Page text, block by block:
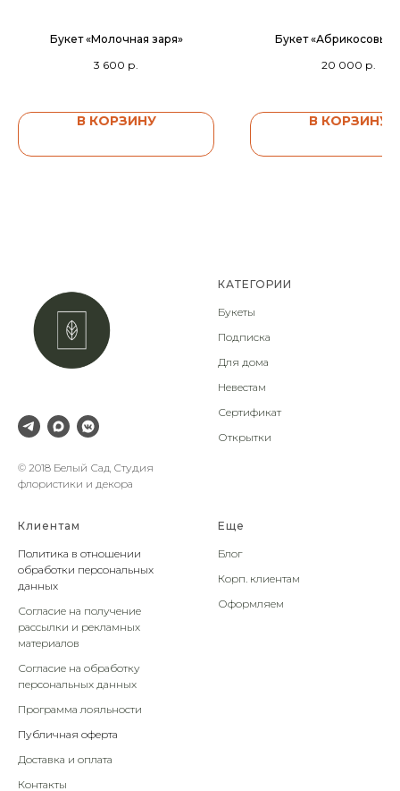
Букет «Молочная заря»
3 600 р.
В КОРЗИНУ
Букет «Абрикосовый
20 000 р.
В КОРЗИНУ
© 2018 Белый Сад Студия
флористики и декора
КАТЕГОРИИ
Букеты
Подписка
Для дома
Невестам
Сертификат
Открытки
Клиентам
Политика в отношении
обработки персональных
данных
Согласие на получение
рассылки и рекламных
материалов
Согласие на обработку
персональных данных
Программа лояльности
Публичная оферта
Доставка и оплата
Контакты
Еще
Блог
Корп. клиентам
Оформляем